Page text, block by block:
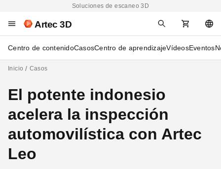
Soluciones de escaneo 3D
Artec 3D
Centro de contenidoCasosCentro de aprendizajeVídeosEventos
Inicio Casos
El potente indonesio
acelera la inspección
automovilística con Artec
Leo